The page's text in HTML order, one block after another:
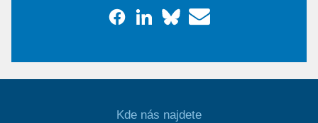
Kde nás najdete